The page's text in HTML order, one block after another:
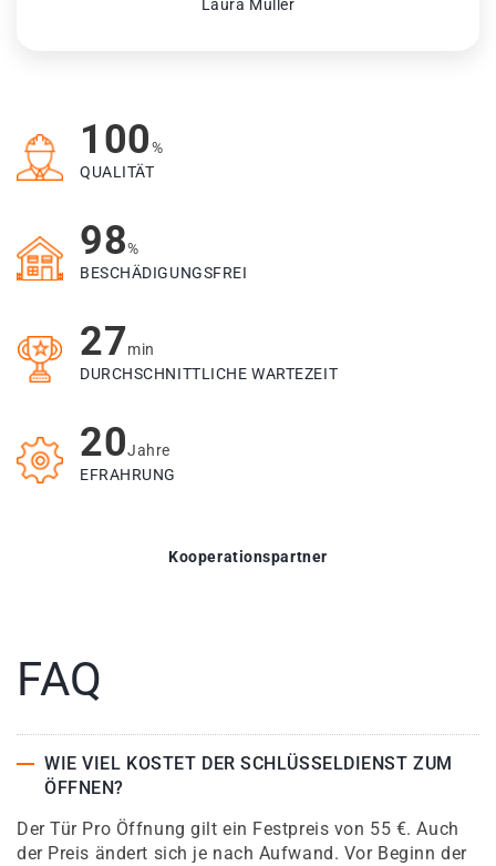
Laura Müller
100%
QUALITÄT
98%
BESCHÄDIGUNGSFREI
27min
DURCHSCHNITTLICHE WARTEZEIT
20Jahre
EFRAHRUNG
Kooperationspartner
FAQ
WIE VIEL KOSTET DER SCHLÜSSELDIENST ZUM
ÖFFNEN?
Der Tür Pro Öffnung gilt ein Festpreis von 55 €. Auch
der Preis ändert sich je nach Aufwand. Vor Beginn der